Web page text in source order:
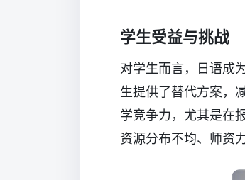
学生受益与挑战
对学生而言，日语成
生提供了替代方案，
学竞争力，尤其是在
资源分布不均、师资